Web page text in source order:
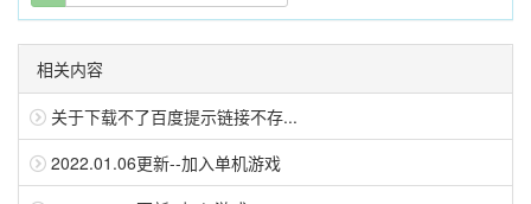
相关内容
关于下载不了百度提示链接不存...
2022.01.06更新--加入单机游戏